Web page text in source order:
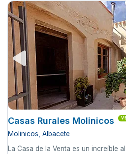
Casas Rurales Molinicos
Molinicos, Albacete
La Casa de la Venta es un increíble